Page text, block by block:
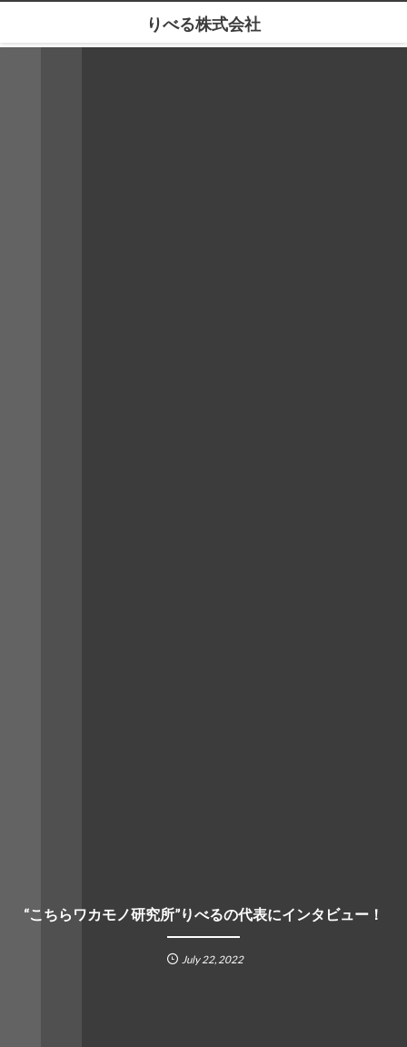
りべる株式会社
“こちらワカモノ研究所”りべるの代表にインタビュー！
July 22, 2022